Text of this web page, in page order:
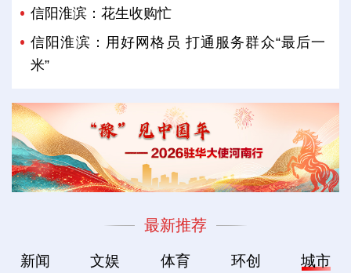
信阳淮滨：花生收购忙
信阳淮滨：用好网格员 打通服务群众“最后一
米”
最新推荐
新闻 文娱 体育 环创 城市